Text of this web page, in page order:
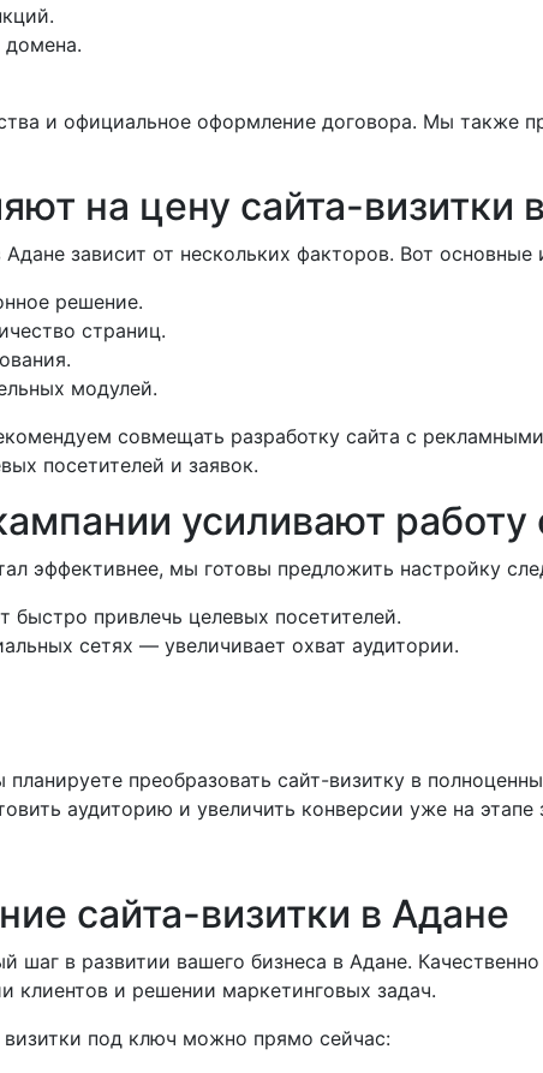
домена.
и официальное оформление договора. Мы также
на цену сайта-визитки
зависит от нескольких факторов. Вот основные
решение.
страниц.
модулей.
совмещать разработку сайта с
посетителей и заявок.
усиливают работу
эффективнее, мы готовы предложить настройку
быстро привлечь целевых посетителей.
сетях — увеличивает охват аудитории.
преобразовать сайт-визитку в
аудиторию и увеличить конверсии уже на этапе
сайта-визитки в Адане
в развитии вашего бизнеса в Адане.
и решении маркетинговых задач.
визитки под ключ можно прямо сейчас: